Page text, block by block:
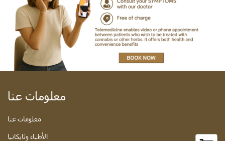
معلومات عنا
معلومات عنا
الأطباء وثايكانيا